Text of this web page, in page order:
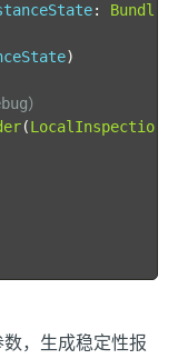
:
Bundl
)
）
(LocalInspectio
，生成稳定性报